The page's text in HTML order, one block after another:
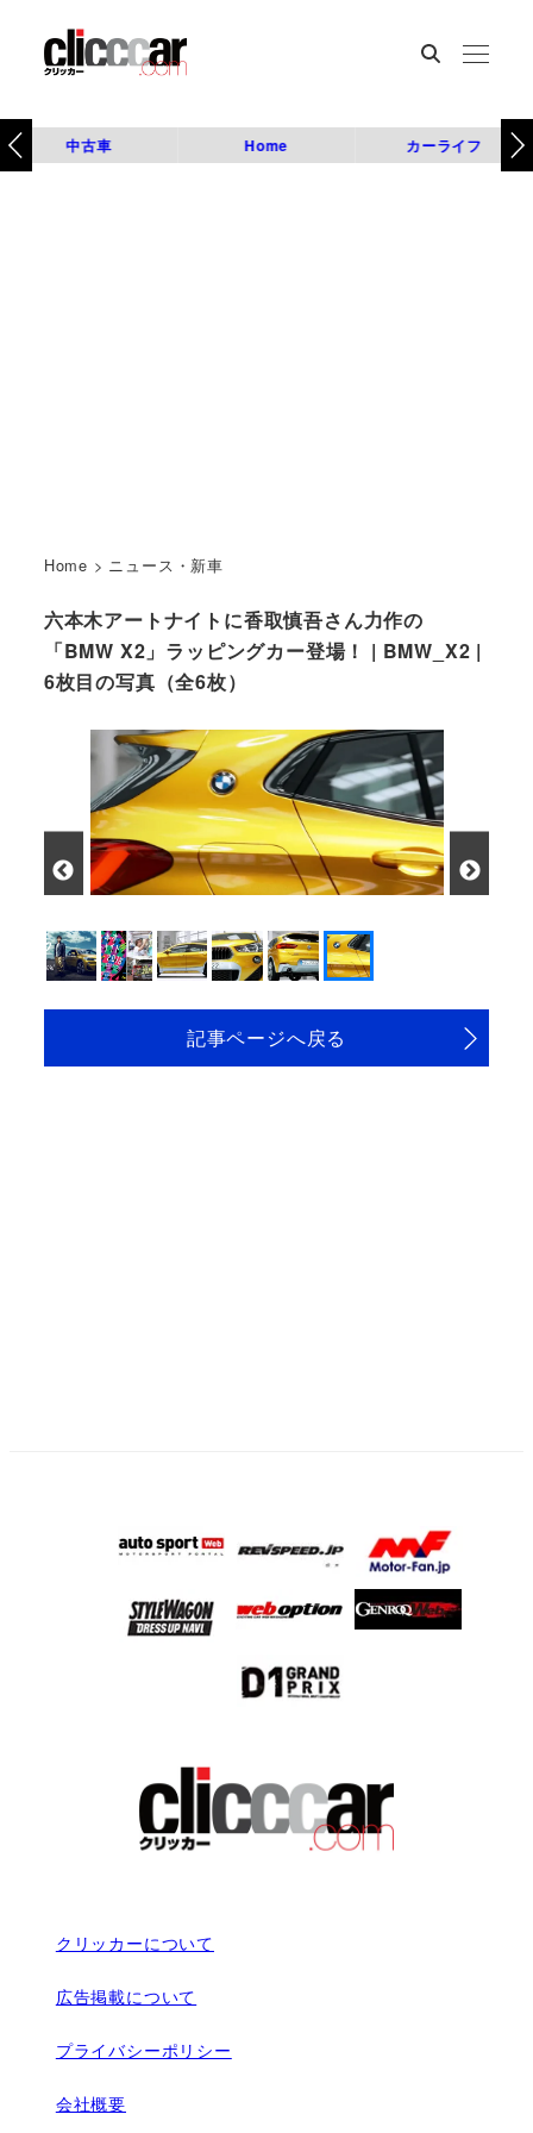
中古車 Home カーライフ
Home > ニュース・新車
六本木アートナイトに香取慎吾さん力作の
「BMW X2」ラッピングカー登場！ | BMW_X2 |
6枚目の写真（全6枚）
記事ページへ戻る
クリッカーについて
広告掲載について
プライバシーポリシー
会社概要